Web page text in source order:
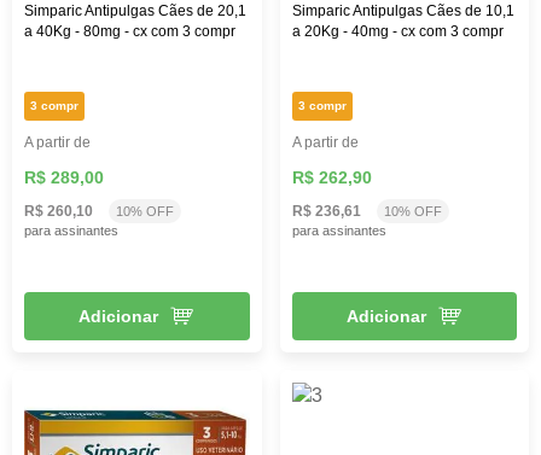
Simparic Antipulgas Cães de 20,1
a 40Kg - 80mg - cx com 3 compr
3 compr
A partir de
R$ 289,00
R$ 260,10
10% OFF
para assinantes
Adicionar
Simparic Antipulgas Cães de 10,1
a 20Kg - 40mg - cx com 3 compr
3 compr
A partir de
R$ 262,90
R$ 236,61
10% OFF
para assinantes
Adicionar